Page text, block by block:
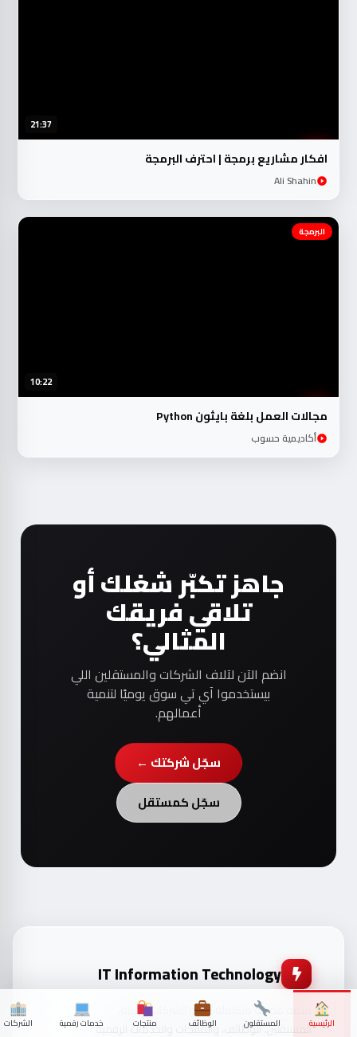
21:37
افكار مشاريع برمجة | احترف البرمجة
Ali Shahin
10:22
البرمجة
مجالات العمل بلغة بايثون Python
أكاديمية حسوب
جاهز تكبّر شغلك أو
تلاقي فريقك
المثالي؟
انضم الآن لآلاف الشركات والمستقلين اللي
بيستخدموا آي تي سوق يوميًا لتنمية
أعمالهم.
سجّل شركتك ←
سجّل كمستقل
IT Information Technology
منصة مصرية متكاملة تجمع الشركات التقنية،
المستقلين، الوظائف، والمنتجات والخدمات الرقميةالرئيسية المستقلون الوظائف منتجات خدمات رقمية الشركات